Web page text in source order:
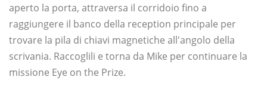
aperto la porta, attraversa il corridoio fino a
raggiungere il banco della reception principale per
trovare la pila di chiavi magnetiche all'angolo della
scrivania. Raccoglili e torna da Mike per continuare la
missione Eye on the Prize.